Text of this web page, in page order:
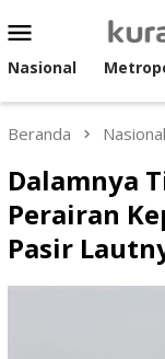
ke
konten
Menu
Mobile
Nasional
Beranda Nasional
Dalamnya
Perairan
Pasir